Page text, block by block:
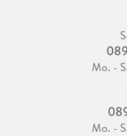
Mo. -
Mo. -